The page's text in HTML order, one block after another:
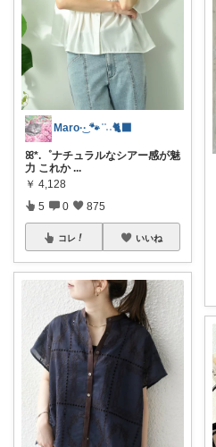
Maro·͜· 🐾 ͗ ͗˒˒🐈‍⬛
ꕤ*.゜ナチュラルなシアー感が魅
力 これか ...
￥ 4,128
5 0 875
コレ いいね